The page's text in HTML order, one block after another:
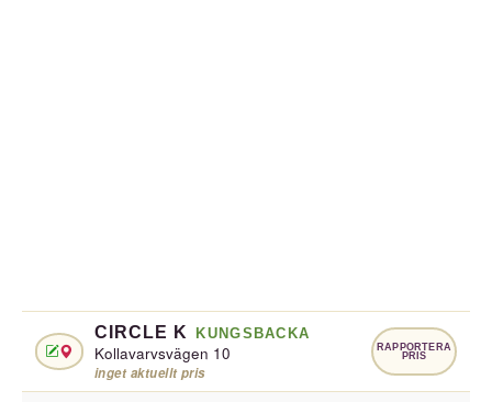
CIRCLE K KUNGSBACKA
Kollavarvsvägen 10
inget aktuellt pris
RAPPORTERA
PRIS